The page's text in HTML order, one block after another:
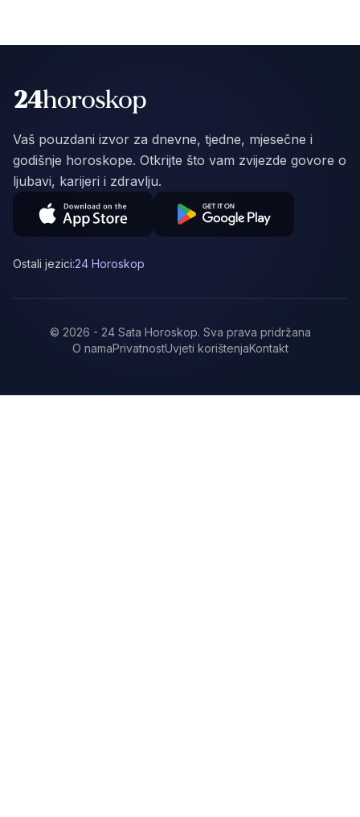
Vaš pouzdani izvor za dnevne, tjedne, mjesečne i
godišnje horoskope. Otkrijte što vam zvijezde govore o
ljubavi, karijeri i zdravlju.
Ostali jezici:24 Horoskop
© 2026 - 24 Sata Horoskop. Sva prava pridržana
O namaPrivatnostUvjeti korištenjaKontakt